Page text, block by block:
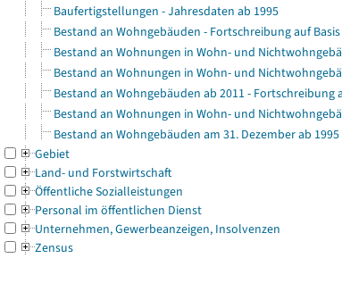
Baufertigstellungen - Jahresdaten ab 1995
Bestand an Wohngebäuden - Fortschreibung auf
Bestand an Wohnungen in Wohn- und
Bestand an Wohnungen in Wohn- und
Bestand an Wohngebäuden ab 2011 -
Bestand an Wohnungen in Wohn- und
Bestand an Wohngebäuden am 31. Dezember ab 1995
Gebiet
Land- und Forstwirtschaft
Öffentliche Sozialleistungen
Personal im öffentlichen Dienst
Unternehmen, Gewerbeanzeigen, Insolvenzen
Zensus